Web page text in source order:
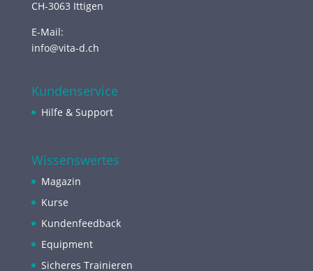
CH-3063 Ittigen
E-Mail:
info@vita-d.ch
Kundenservice
Hilfe & Support
Wissenswertes
Magazin
Kurse
Kundenfeedback
Equipment
Sicheres Trainieren